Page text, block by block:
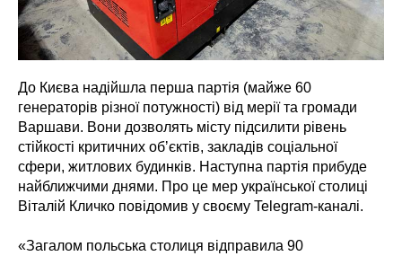
До Києва надійшла перша партія (майже 60
генераторів різної потужності) від мерії та громади
Варшави. Вони дозволять місту підсилити рівень
стійкості критичних обʼєктів, закладів соціальної
сфери, житлових будинків. Наступна партія прибуде
найближчими днями. Про це мер української столиці
Віталій Кличко повідомив у своєму Telegram-каналі.
«Загалом польська столиця відправила 90